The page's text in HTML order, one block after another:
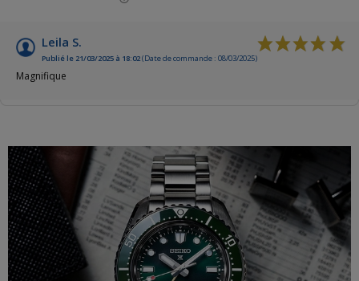
Leila S.
Publié le 21/03/2025 à 18:02(Date de commande : 08/03/2025)
Magnifique